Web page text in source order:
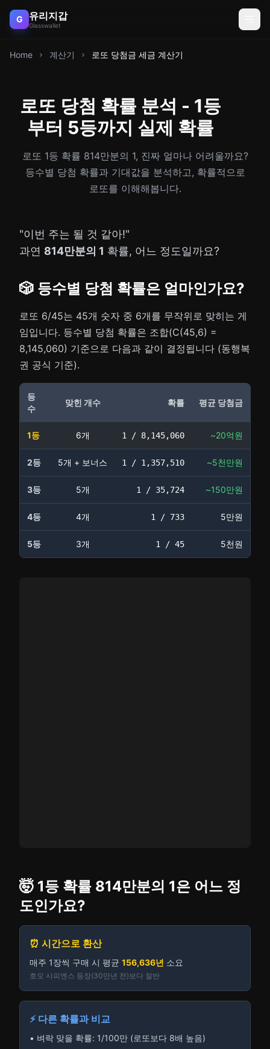
G 유리지갑
Glasswallet
Home 계산기 로또 당첨금 세금 계산기
로또 당첨 확률 분석 - 1등
부터 5등까지 실제 확률
로또 1등 확률 814만분의 1, 진짜 얼마나 어려울까요?
등수별 당첨 확률과 기대값을 분석하고, 확률적으로
로또를 이해해봅니다.
"이번 주는 될 것 같아!"
과연 814만분의 1 확률, 어느 정도일까요?
🎲 등수별 당첨 확률은 얼마인가요?
로또 6/45는 45개 숫자 중 6개를 무작위로 맞히는 게
임입니다. 등수별 당첨 확률은 조합(C(45,6) =
8,145,060) 기준으로 다음과 같이 결정됩니다 (동행복
권 공식 기준).
등
수
맞힌 개수 확률 평균 당첨금
1등 6개 1 / 8,145,060 ~20억원
2등 5개 + 보너스 1 / 1,357,510 ~5천만원
3등 5개 1 / 35,724 ~150만원
4등 4개 1 / 733 5만원
5등 3개 1 / 45 5천원
🤯 1등 확률 814만분의 1은 어느 정
도인가요?
⏰ 시간으로 환산
매주 1장씩 구매 시 평균 156,636년 소요
호모 사피엔스 등장(30만년 전)보다 절반
⚡ 다른 확률과 비교
• 벼락 맞을 확률: 1/100만 (로또보다 8배 높음)